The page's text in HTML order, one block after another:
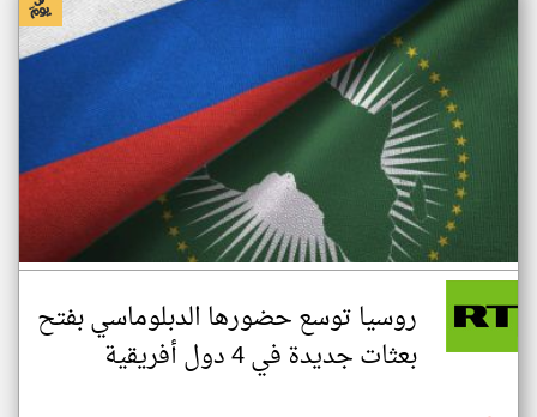
روسيا توسع حضورها الدبلوماسي بفتح
بعثات جديدة في 4 دول أفريقية